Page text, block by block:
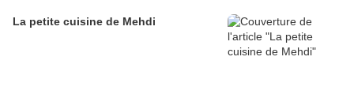
La petite cuisine de Mehdi